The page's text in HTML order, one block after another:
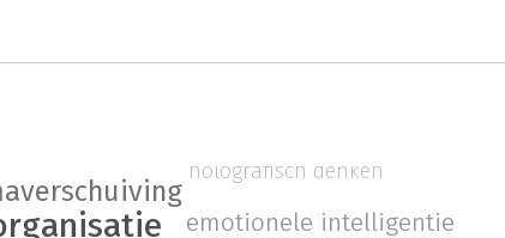
emotionele intelligentie
holografisch denken